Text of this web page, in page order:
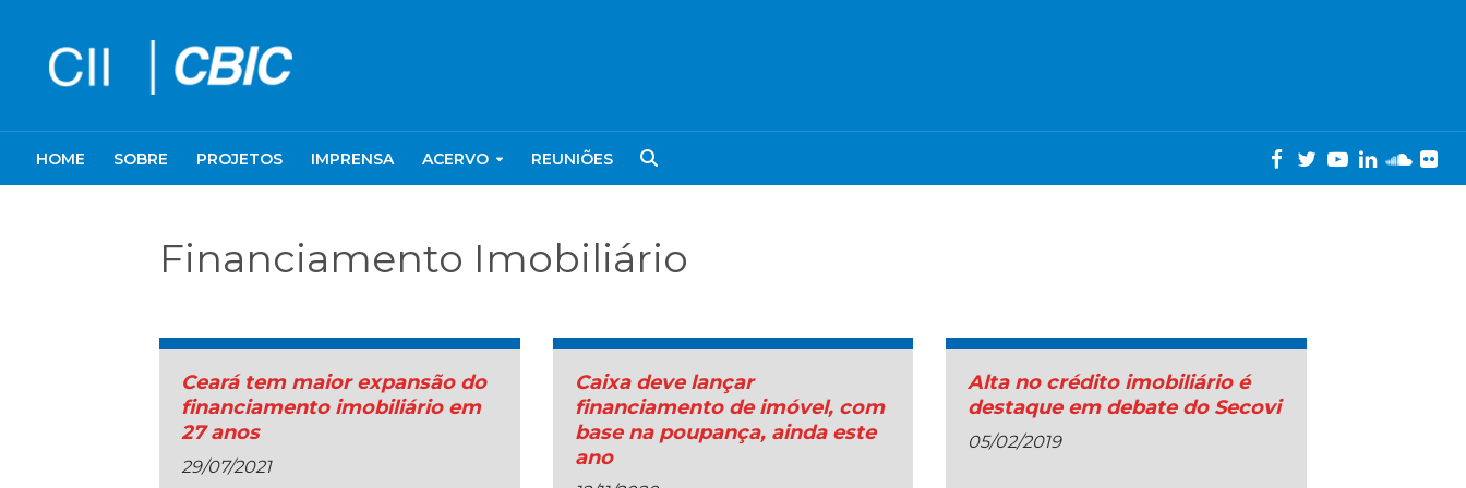
HOME SOBRE PROJETOS IMPRENSA ACERVO REUNIÕES
Financiamento Imobiliário
Ceará tem maior expansão do
financiamento imobiliário em
27 anos
29/07/2021
Caixa deve lançar
financiamento de imóvel, com
base na poupança, ainda este
ano
Alta no crédito imobiliário é
destaque em debate do Secovi
05/02/2019